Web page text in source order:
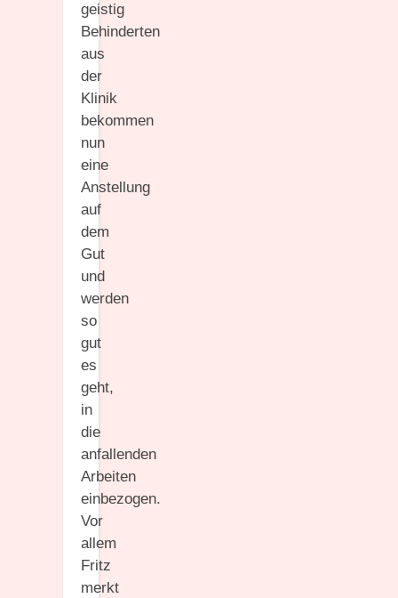
geistig
Behinderten
aus
der
Klinik
bekommen
nun
eine
Anstellung
auf
dem
Gut
und
werden
so
gut
es
geht,
in
die
anfallenden
Arbeiten
einbezogen.
Vor
allem
Fritz
merkt